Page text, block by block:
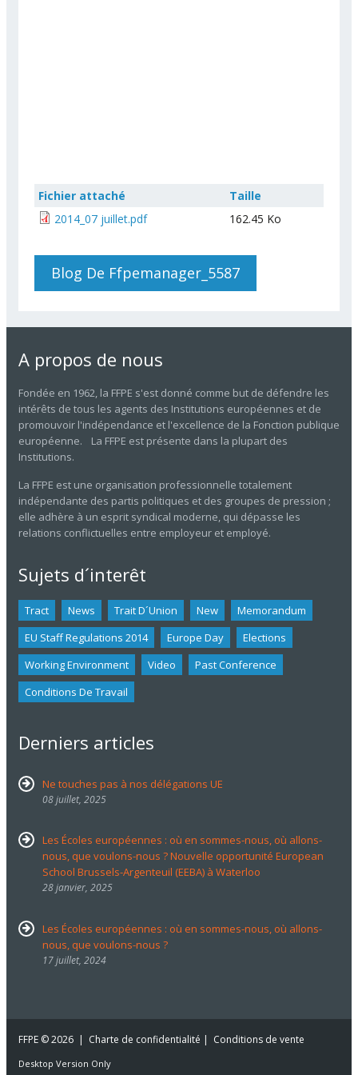
Fichier attaché
Taille
2014_07 juillet.pdf
162.45 Ko
Blog De Ffpemanager_5587
A propos de nous
Fondée en 1962, la FFPE s'est donné comme but de défendre les
intérêts de tous les agents des Institutions européennes et de
promouvoir l'indépendance et l'excellence de la Fonction publique
européenne. La FFPE est présente dans la plupart des
Institutions.
La FFPE est une organisation professionnelle totalement
indépendante des partis politiques et des groupes de pression ;
elle adhère à un esprit syndical moderne, qui dépasse les
relations conflictuelles entre employeur et employé.
Sujets d´interêt
Tract News Trait D´union New
Memorandum
EU Staff Regulations 2014
Europe Day
Elections
Working Environment
Video
Past Conference
Conditions De Travail
Derniers articles
Ne touches pas à nos délégations UE
08 juillet, 2025
Les Écoles européennes : où en sommes-nous, où allons-
nous, que voulons-nous ? Nouvelle opportunité European
School Brussels-Argenteuil (EEBA) à Waterloo
28 janvier, 2025
Les Écoles européennes : où en sommes-nous, où allons-
nous, que voulons-nous ?
17 juillet, 2024
FFPE © 2026 | Charte de confidentialité | Conditions de vente
Desktop Version Only